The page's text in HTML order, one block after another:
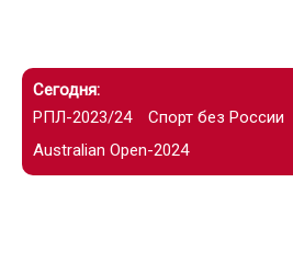
Сегодня:
РПЛ-2023/24
Спорт без России
Australian Open-2024